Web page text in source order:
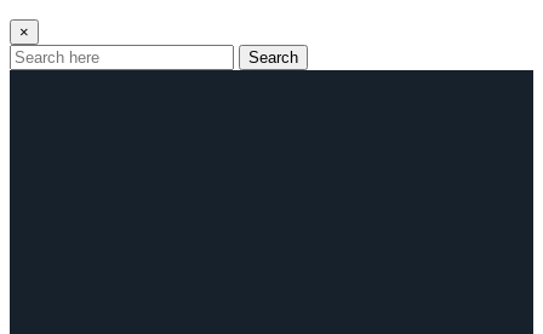
×
Search